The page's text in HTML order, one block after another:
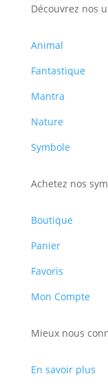
Découvrez nos
Animal
Fantastique
Mantra
Nature
Symbole
Achetez nos
Boutique
Panier
Favoris
Mon Compte
Mieux nous
En savoir plus